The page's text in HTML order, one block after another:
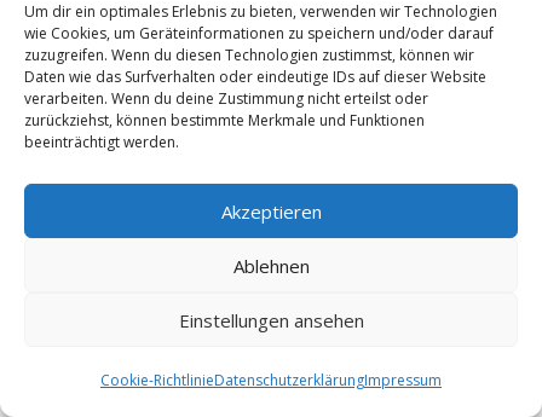
Um dir ein optimales Erlebnis zu bieten, verwenden wir Technologien
wie Cookies, um Geräteinformationen zu speichern und/oder darauf
zuzugreifen. Wenn du diesen Technologien zustimmst, können wir
Daten wie das Surfverhalten oder eindeutige IDs auf dieser Website
verarbeiten. Wenn du deine Zustimmung nicht erteilst oder
zurückziehst, können bestimmte Merkmale und Funktionen
beeinträchtigt werden.
Akzeptieren
Ablehnen
Einstellungen ansehen
Cookie-RichtlinieDatenschutzerklärungImpressum
Finsterbergen (12.76 km)
Großfahner (12.78 km)
Gierstädt Kleinfahner (12.79 km)
Seebergen bei Gotha
Kirchheilingen
Hohenkirchen bei Gotha